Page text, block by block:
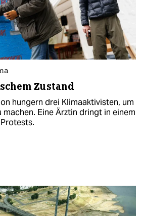
Zustand
hungern drei Klimaaktivisten, um
machen. Eine Ärztin dringt in einem